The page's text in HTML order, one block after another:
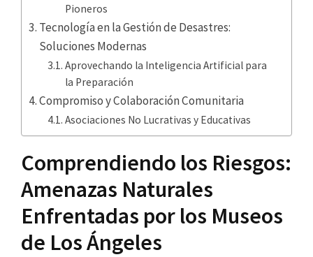
Pioneros
Tecnología en la Gestión de Desastres:
Soluciones Modernas
Aprovechando la Inteligencia Artificial para
la Preparación
Compromiso y Colaboración Comunitaria
Asociaciones No Lucrativas y Educativas
Comprendiendo los Riesgos:
Amenazas Naturales
Enfrentadas por los Museos
de Los Ángeles